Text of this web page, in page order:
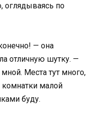
по
— она
отличную шутку. —
Места тут много,
комнатки малой
буду.